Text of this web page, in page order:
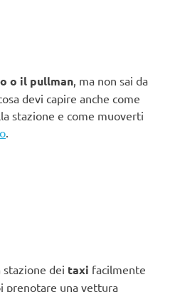
o il pullman, ma non sai da
devi capire anche come
stazione e come muoverti
.
stazione dei taxi facilmente
prenotare una vettura